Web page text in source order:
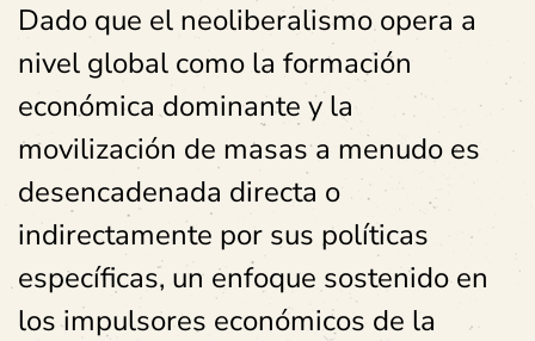
Dado que el neoliberalismo opera a
nivel global como la formación
económica dominante y la
movilización de masas a menudo es
desencadenada directa o
indirectamente por sus políticas
específicas, un enfoque sostenido en
los impulsores económicos de la